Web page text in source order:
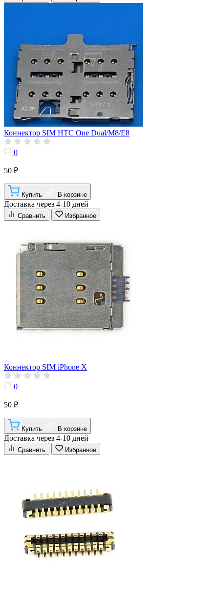
Коннектор SIM HTC One Dual/M8/E8
0
50 ₽
Купить В корзине
Доставка через 4-10 дней
Сравнить Избранное
Коннектор SIM iPhone X
0
50 ₽
Купить В корзине
Доставка через 4-10 дней
Сравнить Избранное